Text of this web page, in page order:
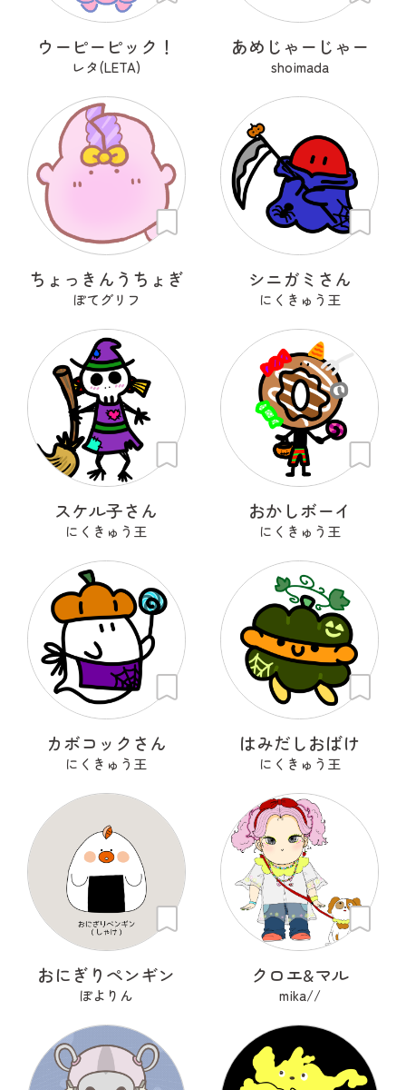
ウーピーピック！
レタ(LETA)
あめじゃーじゃー
shoimada
ちょっきんうちょぎ
ぽてグリフ
シニガミさん
にくきゅう王
スケル子さん
にくきゅう王
おかしボーイ
にくきゅう王
カボコックさん
にくきゅう王
はみだしおばけ
にくきゅう王
おにぎりペンギン
ぽよりん
クロエ&マル
mika//